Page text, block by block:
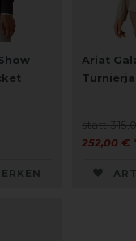
Ariat
statt
252,00 €